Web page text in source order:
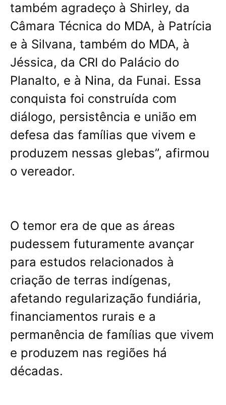
também agradeço à Shirley, da
Câmara Técnica do MDA, à Patrícia
e à Silvana, também do MDA, à
Jéssica, da CRI do Palácio do
Planalto, e à Nina, da Funai. Essa
conquista foi construída com
diálogo, persistência e união em
defesa das famílias que vivem e
produzem nessas glebas”, afirmou
o vereador.
O temor era de que as áreas
pudessem futuramente avançar
para estudos relacionados à
criação de terras indígenas,
afetando regularização fundiária,
financiamentos rurais e a
permanência de famílias que vivem
e produzem nas regiões há
décadas.